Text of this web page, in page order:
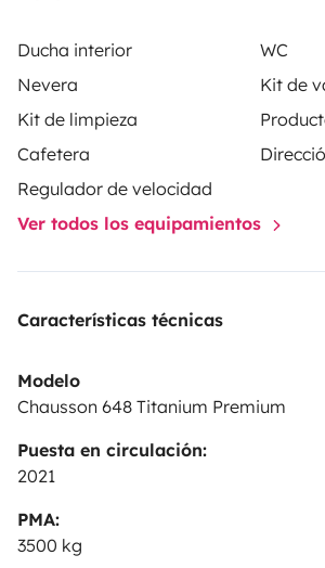
Ducha interior
WC
Nevera
Kit de
Kit de limpieza
Cafetera
Regulador de velocidad
Ver todos los equipamientos
Características técnicas
Modelo
Chausson 648 Titanium Premium
Puesta en circulación:
2021
PMA:
3500 kg